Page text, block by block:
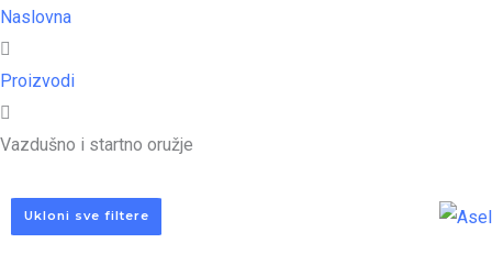
Naslovna
Proizvodi
Vazdušno i startno oružje
Ukloni sve filtere